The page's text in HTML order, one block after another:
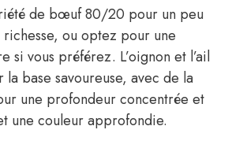
de bœuf 80/20 pour un peu
ou optez pour une
si vous préférez. L’oignon et l’ail
la base savoureuse, avec de la
une profondeur concentrée et
une couleur approfondie.